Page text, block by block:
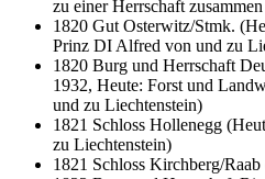
zu einer Herrschaft
1820 Gut Osterwitz/Stmk.
Prinz DI Alfred von und zu
1820 Burg und Herrschaft
1932, Heute: Forst und
und zu Liechtenstein)
1821 Schloss Hollenegg
zu Liechtenstein)
1821 Schloss Kirchberg/